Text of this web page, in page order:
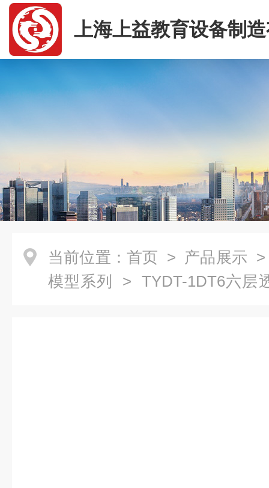
上海上益教育设备制
司
当前位置： 首页 > 产品展示
模型系列
> TYDT-1DT6六层